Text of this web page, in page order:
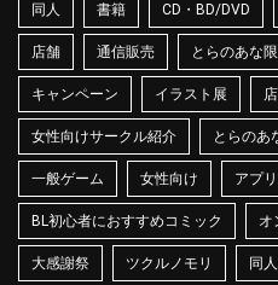
同人 書籍 CD・BD/DVD
店舗 通信販売 とらのあな
キャンペーン イラスト展
女性向けサークル紹介 とらのあ
一般ゲーム 女性向け アプリ
BL初心者におすすめコミック オ
大感謝祭 ツクルノモリ 同